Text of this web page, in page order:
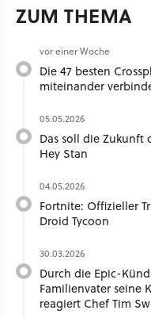
ZUM THEMA
vor einer Woche
Die 47 besten
miteinander
05.05.2026
Das soll die Zukunft
Hey Stan ​
04.05.2026
Fortnite: Offizieller
Droid Tycoon
30.03.2026
Durch die Epic-
Familienvater seine
reagiert Chef Tim